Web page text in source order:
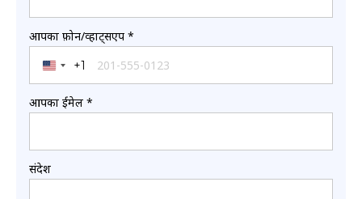
आपका फ़ोन/व्हाट्सएप *
United States +1
+1
आपका ईमेल *
संदेश